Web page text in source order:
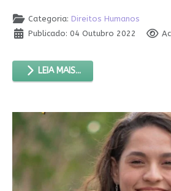
Categoria: Direitos Humanos
Publicado: 04 Outubro 2022
LEIA MAIS...